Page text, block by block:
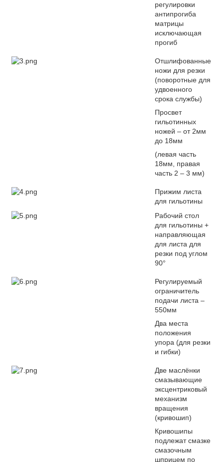
регулировки
антипрогиба
матрицы
исключающая
прогиб
Отшлифованные
ножи для резки
(поворотные для
удвоенного
срока службы)
Просвет
гильотинных
ножей – от 2мм
до 18мм
(левая часть
18мм, правая
часть 2 – 3 мм)
Прижим листа
для гильотины
Рабочий стол
для гильотины +
направляющая
для листа для
резки под углом
90°
Регулируемый
ограничитель
подачи листа –
550мм
Два места
положения
упора (для резки
и гибки)
Две маслёнки
смазывающие
эксцентриковый
механизм
вращения
(кривошип)
Кривошипы
подлежат смазке
смазочным
шприцем по